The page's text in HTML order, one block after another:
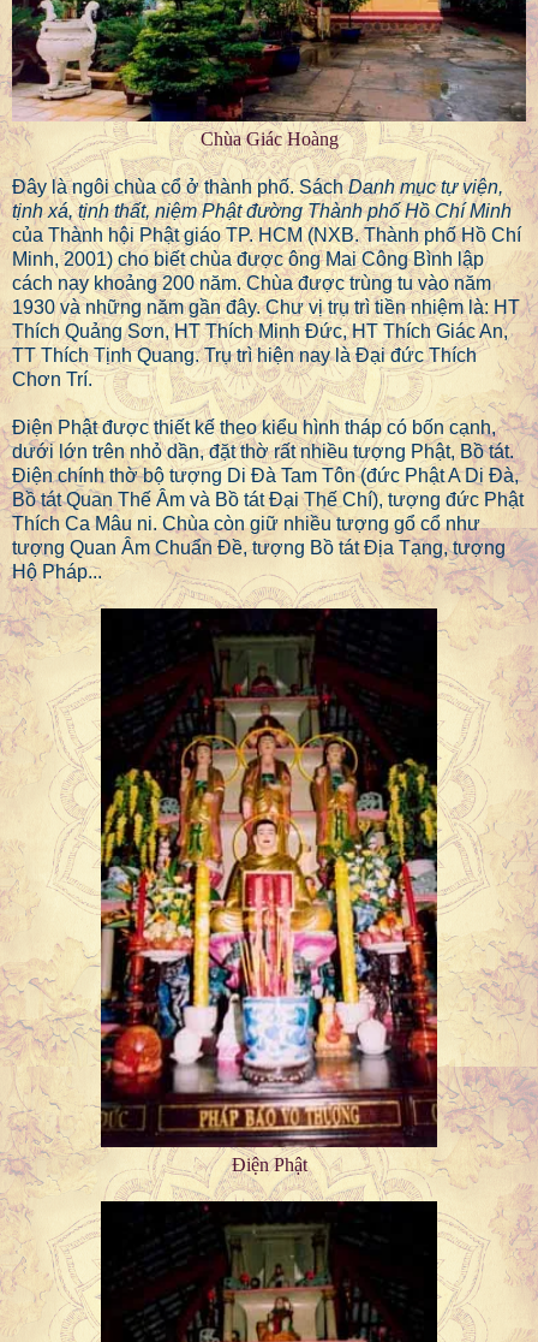
Chùa Giác Hoàng
Đây là ngôi chùa cổ ở thành phố. SáchDanh mục tự viện,
tịnh xá, tịnh thất, niệm Phật đường Thành phố Hồ Chí Minh
của Thành hội Phật giáo TP. HCM (NXB. Thành phố Hồ Chí
Minh, 2001) cho biết chùa được ông Mai Công Bình lập
cách nay khoảng 200 năm. Chùa được trùng tu vào năm
1930 và những năm gần đây. Chư vị trụ trì tiền nhiệm là: HT
Thích Quảng Sơn, HT Thích Minh Đức, HT Thích Giác An,
TT Thích Tịnh Quang. Trụ trì hiện nay là Đại đức Thích
Chơn Trí.
Điện Phật được thiết kế theo kiểu hình tháp có bốn cạnh,
dưới lớn trên nhỏ dần, đặt thờ rất nhiều tượng Phật, Bồ tát.
Điện chính thờ bộ tượng Di Đà Tam Tôn (đức Phật A Di Đà,
Bồ tát Quan Thế Âm và Bồ tát Đại Thế Chí), tượng đức Phật
Thích Ca Mâu ni. Chùa còn giữ nhiều tượng gổ cổ như
tượng Quan Âm Chuẩn Đề, tượng Bồ tát Địa Tạng, tượng
Hộ Pháp...
Điện Phật